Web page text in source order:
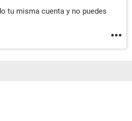
tu misma cuenta y no puedes